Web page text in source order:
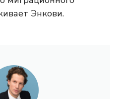
Энкови.